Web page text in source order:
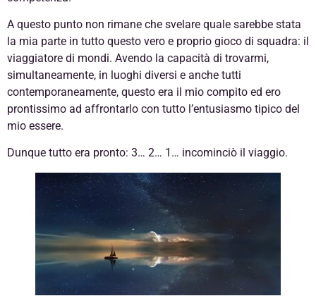
A questo punto non rimane che svelare quale sarebbe stata
la mia parte in tutto questo vero e proprio gioco di squadra: il
viaggiatore di mondi. Avendo la capacità di trovarmi,
simultaneamente, in luoghi diversi e anche tutti
contemporaneamente, questo era il mio compito ed ero
prontissimo ad affrontarlo con tutto l’entusiasmo tipico del
mio essere.
Dunque tutto era pronto: 3… 2… 1… incominciò il viaggio.